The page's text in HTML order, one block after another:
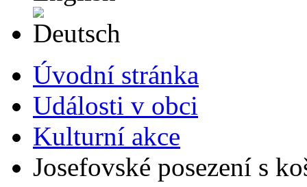
Úvodní stránka
Události v obci
Kulturní akce
Josefovské posezení s